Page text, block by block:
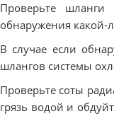
Проверьте шланги
обнаружения какой-
В случае если
шлангов системы
Проверьте соты
грязь водой и